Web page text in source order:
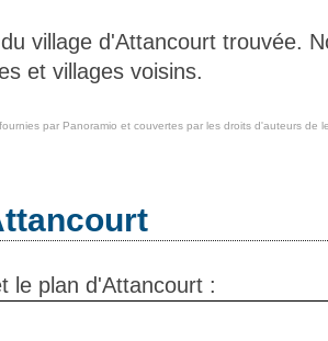
village d'Attancourt trouvée.
et villages voisins.
par Panoramio et couvertes par les droits d'auteurs de
le plan d'Attancourt :